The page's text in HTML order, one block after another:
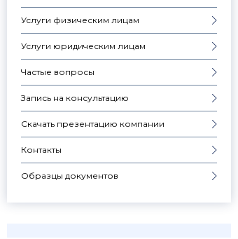
Услуги физическим лицам
Услуги юридическим лицам
Частые вопросы
Запись на консультацию
Скачать презентацию компании
Контакты
Образцы документов